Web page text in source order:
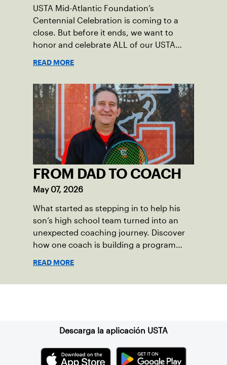
USTA Mid-Atlantic Foundation’s
Centennial Celebration is coming to a
close. But before it ends, we want to
honor and celebrate ALL of our USTA
community among adult players, but they
also ensure tennis in our region remains
vibrant and strong.
READ MORE
FROM DAD TO COACH
May 07, 2026
What started as stepping in to help his
son’s high school team turned into an
unexpected coaching journey. Discover
how one coach is building a program
READ MORE
Descarga la aplicación USTA